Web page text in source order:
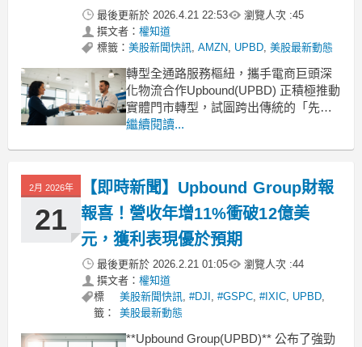
最後更新於 2026.4.21 22:53 瀏覽人次 :45
撰文者： 權知道
標籤： 美股新聞快訊, AMZN, UPBD, 美股最新動態
轉型全通路服務樞紐，攜手電商巨頭深
化物流合作Upbound(UPBD) 正積極推動
實體門市轉型，試圖跨出傳統的「先租
後買」業務模式。該公司宣布旗下的
家門市提供包裹取件與退貨服務。這項
計畫預計於 2026
繼續閱讀...
2月 2026年
21
【即時新聞】Upbound Group財報
報喜！營收年增11%衝破12億美
元，獲利表現優於預期
最後更新於 2026.2.21 01:05 瀏覽人次 :44
撰文者： 權知道
標
籤：
美股新聞快訊,#DJI ,#GSPC,#IXIC, UPBD,
美股最新動態
**Upbound Group(UPBD)** 公布了強勁